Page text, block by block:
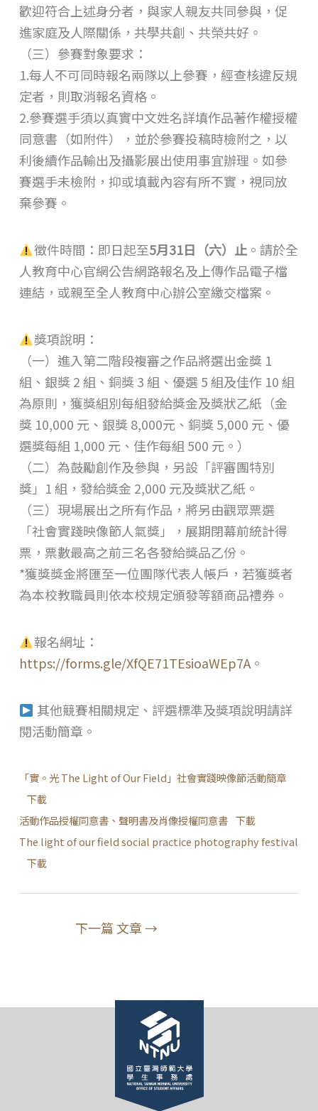
歡迎符合上述身分者，與家人親友共同參與，促
進家庭及人際關係，共學共創、共榮共好。
（三）參賽對象要求：
1.每人不可同時報名兩隊以上參賽，經查核違反規
定者，則取消報名資格。
2.參賽選手須以真實中文姓名詳填作品著作權授權
同意書（如附件），並於參賽投稿時檢附之，以
利後續作品輸出及攝影展出使用事宜辦理。如參
賽選手未檢附，抑或填載內容有所不實，視同放
棄參賽。
徵件時間：即日起至5月31日（六）止。請於全
人教育中心官網公告網路報名及上傳作品電子檔
連結，或親至全人教育中心辦公室繳交檔案。
獎項說明：
（一）進入第二階段複審之作品將選出金獎 1
組、銀獎 2 組、銅獎 3 組、優選 5 組及佳作 10 組
為原則，獲獎組別每組發給獎金及獎狀乙紙（金
獎 10,000 元、銀獎 8,000元、銅獎 5,000 元、優
選獎每組 1,000 元、佳作每組 500 元。）
（二）為鼓勵創作及參與，另設「評審團特別
獎」1 組，發給獎金 2,000 元及獎狀乙紙。
（三）現場展出之所有作品，將另由觀眾票選
「社會實踐映像節人氣獎」，展期閉幕前統計得
票，票數最高之前三名各發給獎品乙份。
*獲獎獎金將匯至一位團隊代表人帳戶，若獲獎者
為本校教職員則依本校規定頒發等額商品禮券。
報名網址：
https://forms.gle/XfQE71TEsioaWEp7A 。
其他競賽相關規定、評選標準及獎項說明請詳
閱活動簡章。
「實。光 The Light of Our Field」社會實踐映像節活動簡章
下載
活動作品授權同意書、聲明書及肖像授權同意書 下載
The light of our field social practice photography festival
下載
下一篇 文章→